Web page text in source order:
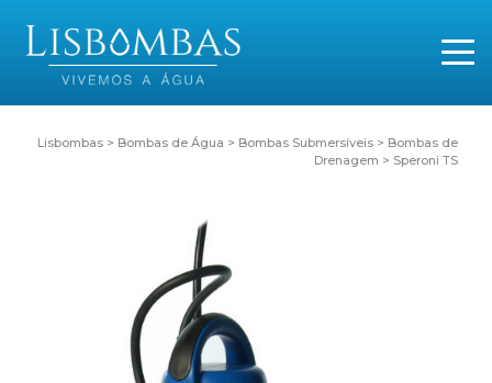
Lisbombas > Bombas de Água > Bombas Submersíveis > Bombas de
Drenagem > Speroni TS